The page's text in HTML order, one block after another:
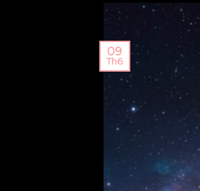
09
Th6